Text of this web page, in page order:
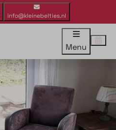
info@kleinebelties.nl
Menu